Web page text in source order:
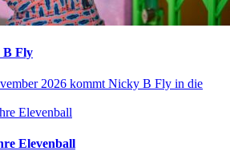
B Fly
2026 kommt Nicky B Fly in die
Elevenball